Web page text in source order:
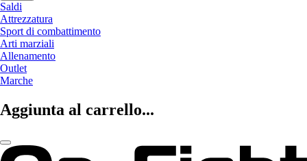
Saldi
Attrezzatura
Sport di combattimento
Arti marziali
Allenamento
Outlet
Marche
Aggiunta al carrello...